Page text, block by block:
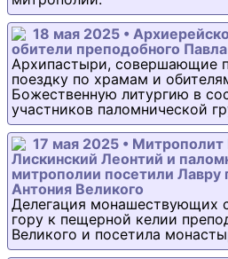
18 мая 2025 •
обители преподобного
Архипастыри, совершающие
поездку по храмам и
Божественную литургию в
участников паломнической
17 мая 2025 •
Лискинский Леонтий и
митрополии посетили Лавру
Антония Великого
Делегация монашествующих
гору к пещерной келии
Великого и посетила